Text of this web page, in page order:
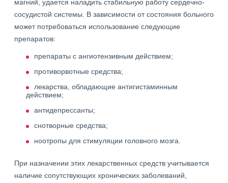
магний, удается наладить стабильную работу сердечно-
сосудистой системы. В зависимости от состояния больного
может потребоваться использование следующие
препаратов:
препараты с ангиотензивным действием;
противорвотные средства;
лекарства, обладающие антигистаминным
действием;
антидепрессанты;
снотворные средства;
ноотропы для стимуляции головного мозга.
При назначении этих лекарственных средств учитывается
наличие сопутствующих хронических заболеваний,